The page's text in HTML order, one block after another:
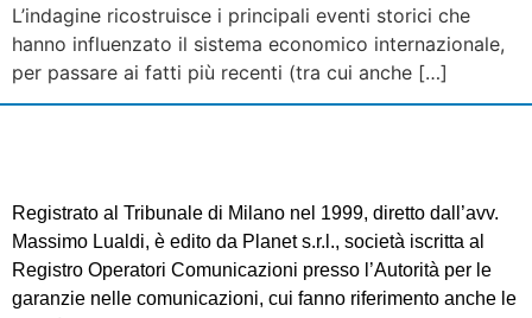
L’indagine ricostruisce i principali eventi storici che
hanno influenzato il sistema economico internazionale,
per passare ai fatti più recenti (tra cui anche […]
Registrato al Tribunale di Milano nel 1999, diretto dall’avv.
Massimo Lualdi, è edito da Planet s.r.l., società iscritta al
Registro Operatori Comunicazioni presso l’Autorità per le
garanzie nelle comunicazioni, cui fanno riferimento anche le